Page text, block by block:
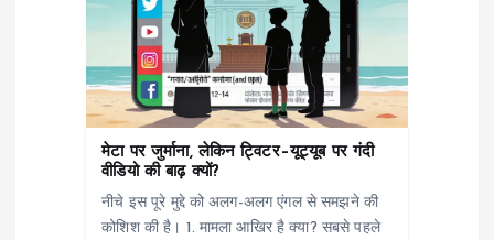
मेटा पर जुर्माना, लेकिन ट्विटर–यूट्यूब पर गंदी
वीडियो की बाढ़ क्यों?
नीचे इस पूरे मुद्दे को अलग-अलग एंगल से समझने की
कोशिश की है। 1. मामला आखिर है क्या? सबसे पहले